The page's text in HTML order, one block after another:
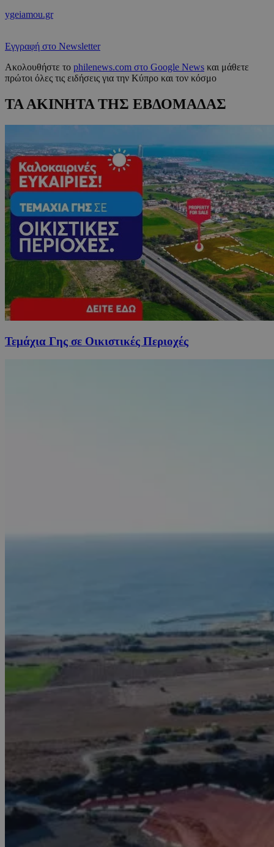
ygeiamou.gr
Εγγραφή στο Newsletter
Ακολουθήστε το philenews.com στο Google News και μάθετε
πρώτοι όλες τις ειδήσεις για την Κύπρο και τον κόσμο
ΤΑ ΑΚΙΝΗΤΑ ΤΗΣ ΕΒΔΟΜΑΔΑΣ
Τεμάχια Γης σε Οικιστικές Περιοχές